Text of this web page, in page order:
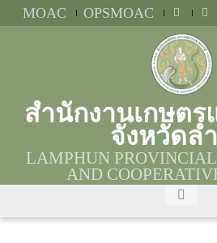
MOAC OPSMOAC
สำนักงานเกษต
จังหวัดล
LAMPHUN
AND